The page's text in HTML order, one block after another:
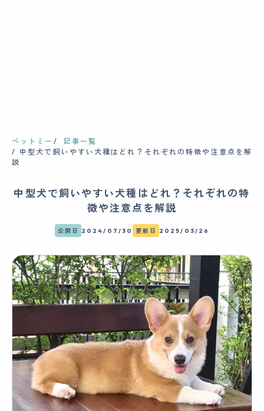
ペットミー
記事一覧
中型犬で飼いやすい犬種はどれ？それぞれの特徴や注意点を解
説
中型犬で飼いやすい犬種はどれ？それぞれの特
徴や注意点を解説
公開日 2024/07/30 更新日 2025/03/26